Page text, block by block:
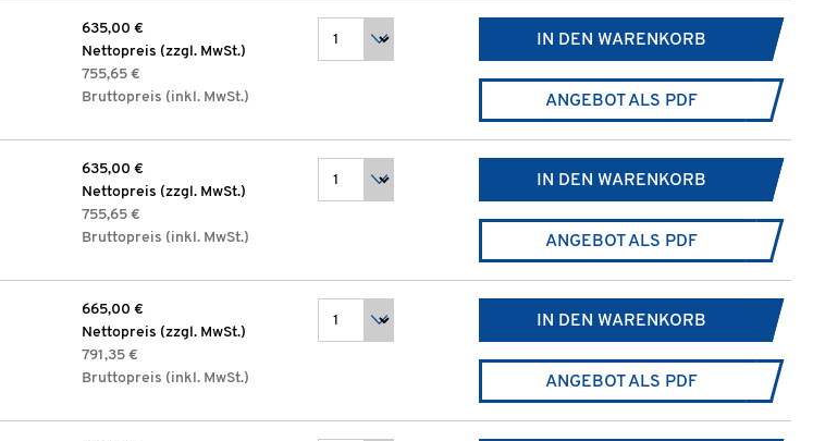
635,00 €
Nettopreis (zzgl. MwSt.)
755,65 €
Bruttopreis (inkl. MwSt.)
IN DEN WARENKORB
ANGEBOT ALS PDF
635,00 €
Nettopreis (zzgl. MwSt.)
755,65 €
Bruttopreis (inkl. MwSt.)
IN DEN WARENKORB
ANGEBOT ALS PDF
665,00 €
Nettopreis (zzgl. MwSt.)
791,35 €
Bruttopreis (inkl. MwSt.)
IN DEN WARENKORB
ANGEBOT ALS PDF